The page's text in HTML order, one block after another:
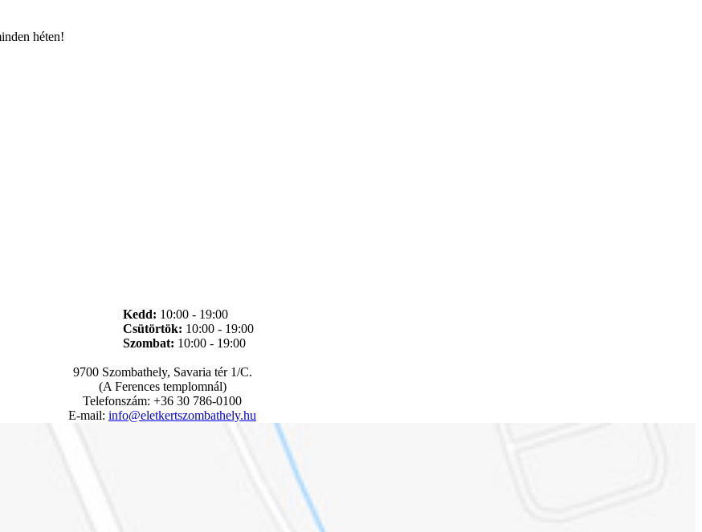
héten!
Kedd: 10:00 - 19:00
Csütörtök: 10:00 - 19:00
Szombat: 10:00 - 19:00
9700 Szombathely, Savaria tér 1/C.
(A Ferences templomnál)
Telefonszám: +36 30 786-0100
E-mail: info@eletkertszombathely.hu